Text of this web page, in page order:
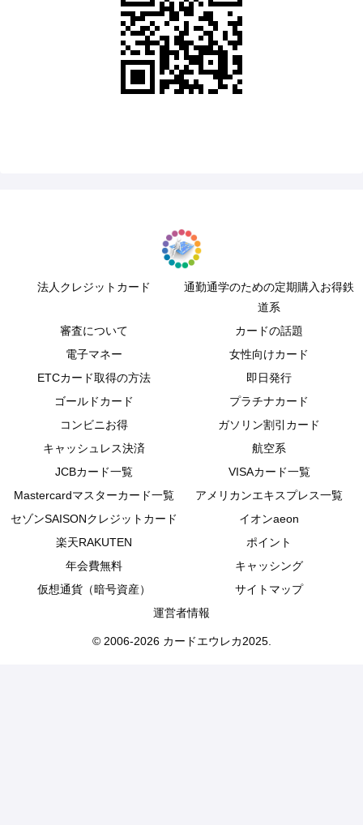
法人クレジットカード
通勤通学のための定期購入お得鉄
道系
審査について
カードの話題
電子マネー
女性向けカード
ETCカード取得の方法
即日発行
ゴールドカード
プラチナカード
コンビニお得
ガソリン割引カード
キャッシュレス決済
航空系
JCBカード一覧
VISAカード一覧
Mastercardマスターカード一覧
アメリカンエキスプレス一覧
セゾンSAISONクレジットカード
イオンaeon
楽天RAKUTEN
ポイント
年会費無料
キャッシング
仮想通貨（暗号資産）
サイトマップ
運営者情報
© 2006-2026 カードエウレカ2025.